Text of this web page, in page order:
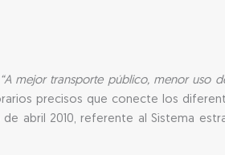
“A mejor transporte público, menor uso
precisos que conecte los
abril 2010, referente al Sistema